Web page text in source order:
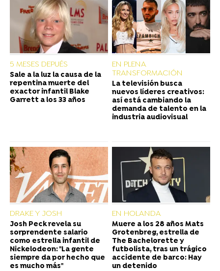
5 MESES DEPUÉS
Sale a la luz la causa de la
repentina muerte del
exactor infantil Blake
Garrett a los 33 años
EN PLENA
TRANSFORMACIÓN
La televisión busca
nuevos líderes creativos:
así está cambiando la
demanda de talento en la
industria audiovisual
DRAKE Y JOSH
Josh Peck revela su
sorprendente salario
como estrella infantil de
Nickelodeon: "La gente
siempre da por hecho que
es mucho más"
EN HOLANDA
Muere a los 28 años Mats
Grotenbreg, estrella de
The Bachelorette y
futbolista, tras un trágico
accidente de barco: Hay
un detenido